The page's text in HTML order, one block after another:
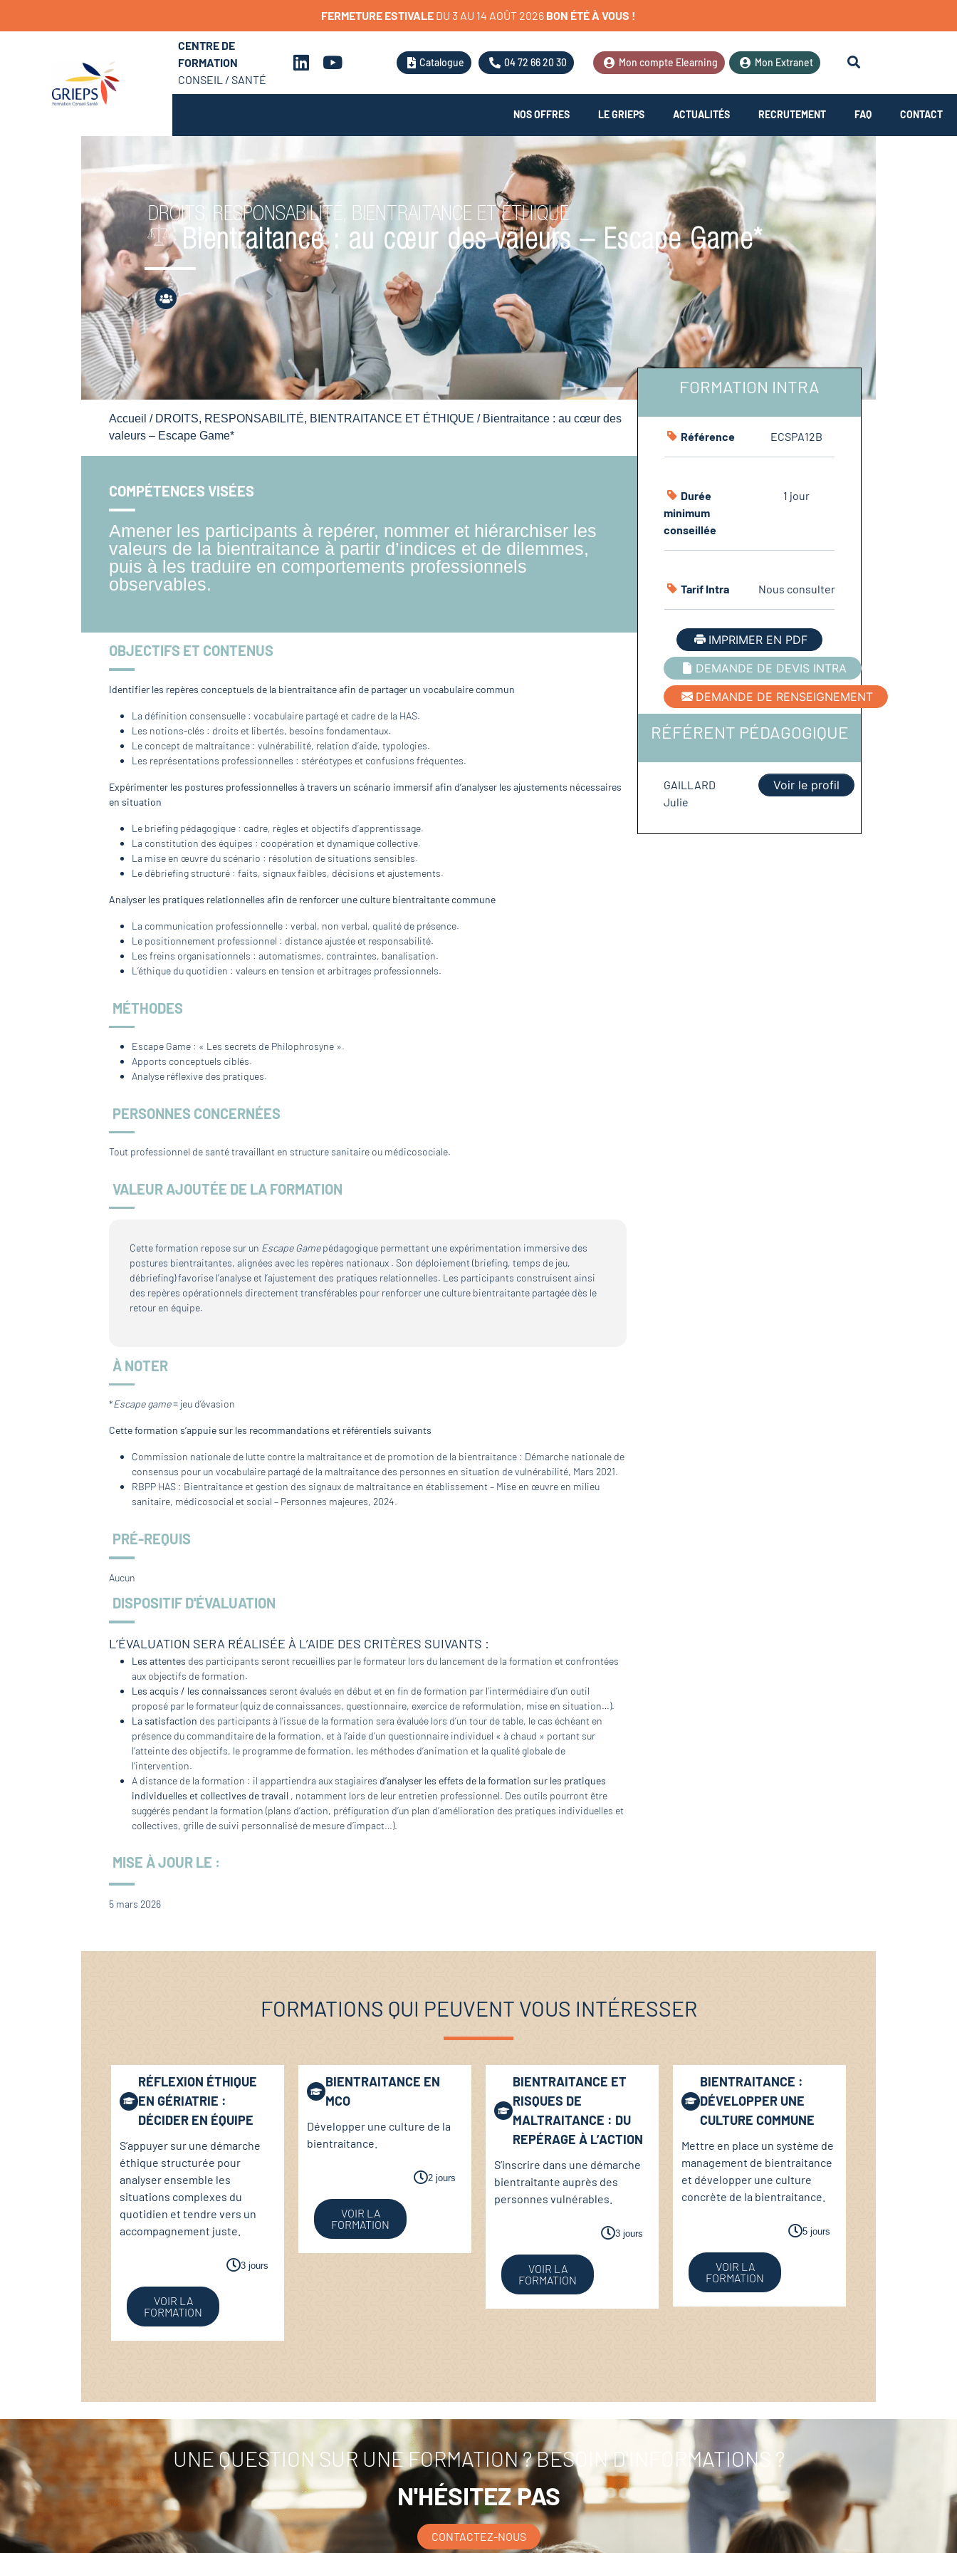
FERMETURE ESTIVALE DU 3 AU 14 AOÛT 2026 BON ÉTÉÀ VOUS !
CENTRE DE
FORMATION
CONSEIL / SANTÉ
Catalogue 04 72 66 20 30 Mon compte Elearning Mon Extranet
NOS OFFRES LE GRIEPS ACTUALITÉS RECRUTEMENT FAQ CONTACT
DROITS, RESPONSABILITÉ, BIENTRAITANCE ET ÉTHIQUE
Bientraitance : au cœur des valeurs – Escape Game*
Accueil / DROITS, RESPONSABILITÉ, BIENTRAITANCE ET ÉTHIQUE / Bientraitance : au cœur des
valeurs – Escape Game*
COMPÉTENCES VISÉES
Amener les participants à repérer, nommer et hiérarchiser les
valeurs de la bientraitance à partir d’indices et de dilemmes,
puis à les traduire en comportements professionnels
observables.
OBJECTIFS ET CONTENUS
Identifier les repères conceptuels de la bientraitance afin de partager un vocabulaire commun
La définition consensuelle : vocabulaire partagé et cadre de la HAS.
Les notions-clés : droits et libertés, besoins fondamentaux.
Le concept de maltraitance : vulnérabilité, relation d’aide, typologies.
Les représentations professionnelles : stéréotypes et confusions fréquentes.
Expérimenter les postures professionnelles à travers un scénario immersif afin d’analyser les ajustements nécessaires
en situation
Le briefing pédagogique : cadre, règles et objectifs d’apprentissage.
La constitution des équipes : coopération et dynamique collective.
La mise en œuvre du scénario : résolution de situations sensibles.
Le débriefing structuré : faits, signaux faibles, décisions et ajustements.
Analyser les pratiques relationnelles afin de renforcer une culture bientraitante commune
La communication professionnelle : verbal, non verbal, qualité de présence.
Le positionnement professionnel : distance ajustée et responsabilité.
Les freins organisationnels : automatismes, contraintes, banalisation.
L’éthique du quotidien : valeurs en tension et arbitrages professionnels.
MÉTHODES
Escape Game : « Les secrets de Philophrosyne ».
Apports conceptuels ciblés.
Analyse réflexive des pratiques.
PERSONNES CONCERNÉES
Tout professionnel de santé travaillant en structure sanitaire ou médicosociale.
VALEUR AJOUTÉE DE LA FORMATION
Cette formation repose sur un Escape Gamepédagogique permettant une expérimentation immersive des
postures bientraitantes, alignées avec les repères nationaux . Son déploiement (briefing, temps de jeu,
débriefing) favorise l’analyse et l’ajustement des pratiques relationnelles. Les participants construisent ainsi
des repères opérationnels directement transférables pour renforcer une culture bientraitante partagée dès le
retour en équipe.
À NOTER
*Escape game= jeu d’évasion
Cette formation s’appuie sur les recommandations et référentiels suivants
Commission nationale de lutte contre la maltraitance et de promotion de la bientraitance : Démarche nationale de
consensus pour un vocabulaire partagé de la maltraitance des personnes en situation de vulnérabilité, Mars 2021.
RBPP HAS : Bientraitance et gestion des signaux de maltraitance en établissement – Mise en œuvre en milieu
sanitaire, médicosocial et social – Personnes majeures, 2024.
PRÉ-REQUIS
Aucun
DISPOSITIF D'ÉVALUATION
L’ÉVALUATION SERA RÉALISÉE À L’AIDE DES CRITÈRES SUIVANTS :
Les attentes des participants seront recueillies par le formateur lors du lancement de la formation et confrontées
aux objectifs de formation.
Les acquis / les connaissances seront évalués en début et en fin de formation par l’intermédiaire d’un outil
proposé par le formateur (quiz de connaissances, questionnaire, exercice de reformulation, mise en situation…).
La satisfaction des participants à l’issue de la formation sera évaluée lors d’un tour de table, le cas échéant en
présence du commanditaire de la formation, et à l’aide d’un questionnaire individuel « à chaud » portant sur
l’atteinte des objectifs, le programme de formation, les méthodes d’animation et la qualité globale de
l’intervention.
A distance de la formation : il appartiendra aux stagiaires d’analyser les effets de la formation sur les pratiques
individuelles et collectives de travail , notamment lors de leur entretien professionnel. Des outils pourront être
suggérés pendant la formation (plans d’action, préfiguration d’un plan d’amélioration des pratiques individuelles et
collectives, grille de suivi personnalisé de mesure d’impact…).
MISE À JOUR LE :
5 mars 2026
FORMATION INTRA
Référence ECSPA12B
Durée
minimum
conseillée
1 jour
Tarif Intra Nous consulter
IMPRIMER EN PDF
DEMANDE DE DEVIS INTRA
DEMANDE DE RENSEIGNEMENT
RÉFÉRENT PÉDAGOGIQUE
GAILLARD
Julie
Voir le profil
FORMATIONS QUI PEUVENT VOUS INTÉRESSER
RÉFLEXION ÉTHIQUE
EN GÉRIATRIE :
DÉCIDER EN ÉQUIPE
S’appuyer sur une démarche
éthique structurée pour
analyser ensemble les
situations complexes du
quotidien et tendre vers un
accompagnement juste.
3 jours
VOIR LA
FORMATION
BIENTRAITANCE EN
MCO
Développer une culture de la
bientraitance.
2 jours
VOIR LA
FORMATION
BIENTRAITANCE ET
RISQUES DE
MALTRAITANCE : DU
REPÉRAGE À L’ACTION
S’inscrire dans une démarche
bientraitante auprès des
personnes vulnérables.
3 jours
VOIR LA
FORMATION
BIENTRAITANCE :
DÉVELOPPER UNE
CULTURE COMMUNE
Mettre en place un système de
management de bientraitance
et développer une culture
concrète de la bientraitance.
5 jours
VOIR LA
FORMATION
UNE QUESTION SUR UNE FORMATION ? BESOIN D'INFORMATIONS ?
N'HÉSITEZ PAS
CONTACTEZ-NOUS